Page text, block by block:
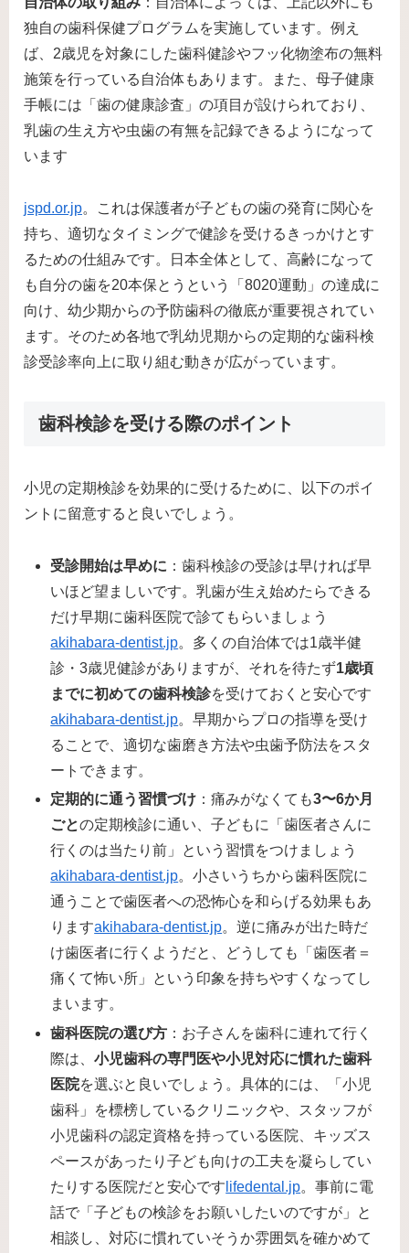
独自の歯科保健プログラムを実施しています。例え
ば、2歳児を対象にした歯科健診やフッ化物塗布の無料
施策を行っている自治体もあります。また、母子健康
手帳には「歯の健康診査」の項目が設けられており、
乳歯の生え方や虫歯の有無を記録できるようになって
います​
jspd.or.jp。これは保護者が子どもの歯の発育に関心を
持ち、適切なタイミングで健診を受けるきっかけとす
るための仕組みです。日本全体として、高齢になって
も自分の歯を20本保とうという「8020運動」の達成に
向け、幼少期からの予防歯科の徹底が重要視されてい
ます。そのため各地で乳幼児期からの定期的な歯科検
診受診率向上に取り組む動きが広がっています。
歯科検診を受ける際のポイント
小児の定期検診を効果的に受けるために、以下のポイ
ントに留意すると良いでしょう。
受診開始は早めに ：歯科検診の受診は早ければ早
いほど望ましいです。乳歯が生え始めたらできる
だけ早期に歯科医院で診てもらいましょう​
akihabara-dentist.jp。多くの自治体では1歳半健
診・3歳児健診がありますが、それを待たず1歳頃
までに初めての歯科検診を受けておくと安心です​
akihabara-dentist.jp。早期からプロの指導を受け
ることで、適切な歯磨き方法や虫歯予防法をスタ
ートできます。
定期的に通う習慣づけ ：痛みがなくても3〜6か月
ごとの定期検診に通い、子どもに「歯医者さんに
行くのは当たり前」という習慣をつけましょう​
akihabara-dentist.jp。小さいうちから歯科医院に
通うことで歯医者への恐怖心を和らげる効果もあ
ります​akihabara-dentist.jp。逆に痛みが出た時だ
け歯医者に行くようだと、どうしても「歯医者＝
痛くて怖い所」という印象を持ちやすくなってし
まいます。
歯科医院の選び方 ：お子さんを歯科に連れて行く
際は、小児歯科の専門医や小児対応に慣れた歯科
医院を選ぶと良いでしょう。具体的には、「小児
歯科」を標榜しているクリニックや、スタッフが
小児歯科の認定資格を持っている医院、キッズス
ペースがあったり子ども向けの工夫を凝らしてい
たりする医院だと安心です​ lifedental.jp。事前に電
話で「子どもの検診をお願いしたいのですが」と
相談し、対応に慣れていそうか雰囲気を確かめて